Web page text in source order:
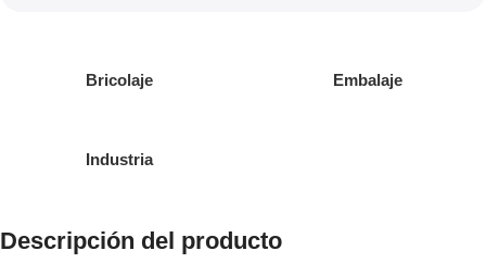
Bricolaje Embalaje
Industria
Descripción del producto